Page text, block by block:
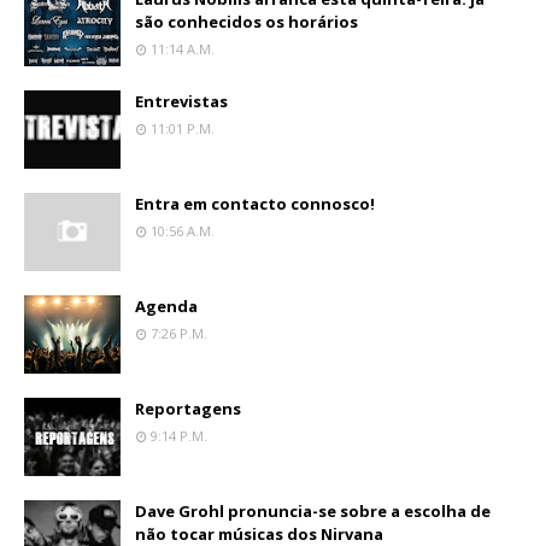
são conhecidos os horários
11:14 A.m.
Entrevistas
11:01 P.m.
Entra em contacto connosco!
10:56 A.m.
Agenda
7:26 P.m.
Reportagens
9:14 P.m.
Dave Grohl pronuncia-se sobre a escolha de
não tocar músicas dos Nirvana